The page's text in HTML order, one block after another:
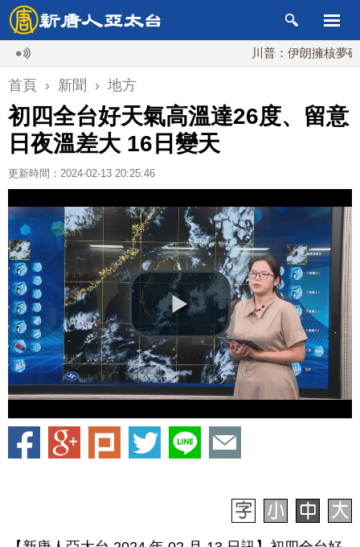
川普：伊朗擁核夢碎 海峽
首頁 › 新聞 › 地方
初四全台好天氣高溫達26度、留意
日夜溫差大 16日變天
更新時間：2024-02-13 20:25:46